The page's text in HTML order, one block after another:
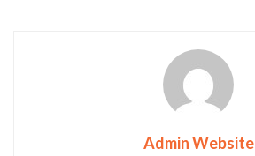
Admin Website